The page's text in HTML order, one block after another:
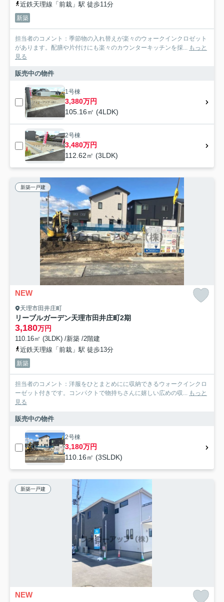
近鉄天理線「前栽」駅 徒歩11分
新築
担当者のコメント：季節物の入れ替えが楽々のウォークインクロゼット
があります。配膳や片付けにも楽々のカウンターキッチンを採... もっと
見る
販売中の物件
1号棟
3,380万円
105.16㎡ (4LDK)
2号棟
3,480万円
112.62㎡ (3LDK)
新築一戸建
NEW
天理市田井庄町
リーブルガーデン天理市田井庄町2期
3,180万円
110.16㎡ (3LDK) /新築 /2階建
近鉄天理線「前栽」駅 徒歩13分
新築
担当者のコメント：洋服をひとまとめにに収納できるウォークインクロ
ーゼット付きです。コンパクトで物持ちさんに嬉しい広めの収... もっと
見る
販売中の物件
2号棟
3,180万円
110.16㎡ (3SLDK)
新築一戸建
NEW